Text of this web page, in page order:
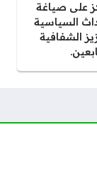
على صياغة
السياسية
الشفافية